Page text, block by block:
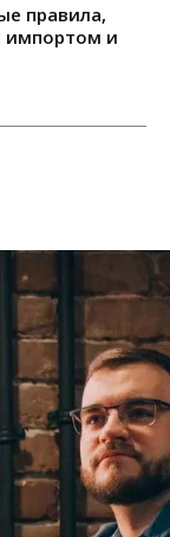
правила,
импортом и